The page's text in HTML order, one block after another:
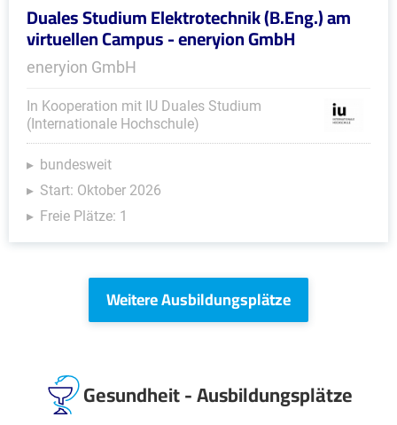
Duales Studium Elektrotechnik (B.Eng.) am
virtuellen Campus - eneryion GmbH
eneryion GmbH
In Kooperation mit IU Duales Studium
(Internationale Hochschule)
bundesweit
Start: Oktober 2026
Freie Plätze: 1
Weitere Ausbildungsplätze
Gesundheit - Ausbildungsplätze